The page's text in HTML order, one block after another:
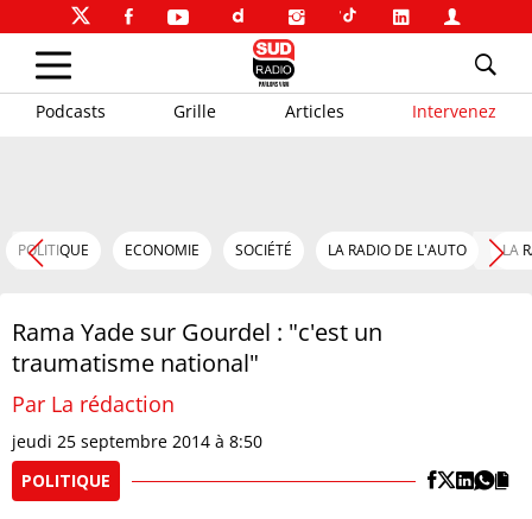
Podcasts Grille Articles Intervenez
POLITIQUE ECONOMIE SOCIÉTÉ LA RADIO DE L'AUTO LA
Rama Yade sur Gourdel : "c'est un
traumatisme national"
Par La rédaction
jeudi 25 septembre 2014 à 8:50
POLITIQUE